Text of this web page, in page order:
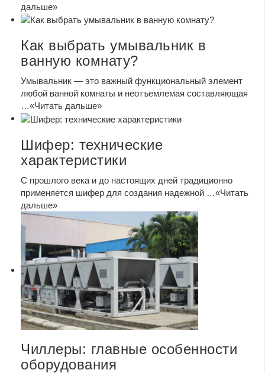
дальше»
Как выбрать умывальник в
ванную комнату?
Умывальник — это важный функциональный элемент
любой ванной комнаты и неотъемлемая составляющая
…«Читать дальше»
Шифер: технические
характеристики
С прошлого века и до настоящих дней традиционно
применяется шифер для создания надежной …«Читать
дальше»
Чиллеры: главные особенности
оборудования